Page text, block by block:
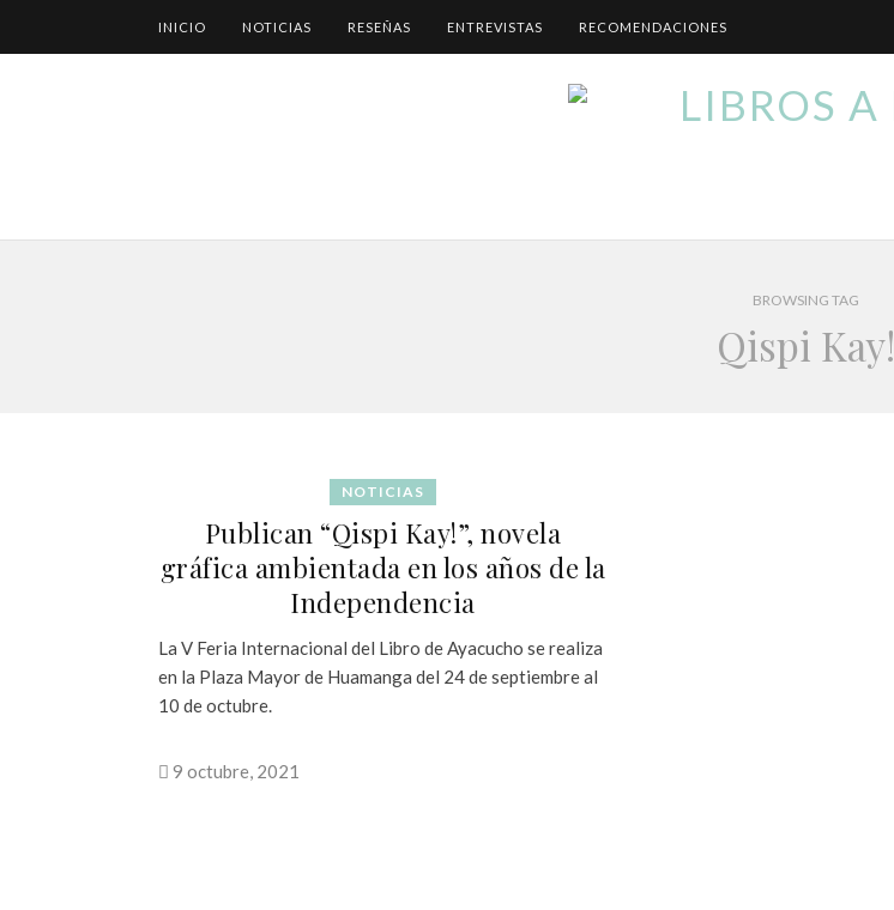
INICIO NOTICIAS RESEÑAS ENTREVISTAS RECOMENDACIONES
BROWSING TAG
Qispi Kay!
NOTICIAS
Publican “Qispi Kay!”, novela
gráfica ambientada en los años de la
Independencia
La V Feria Internacional del Libro de Ayacucho se realiza
en la Plaza Mayor de Huamanga del 24 de septiembre al
10 de octubre.
9 octubre, 2021